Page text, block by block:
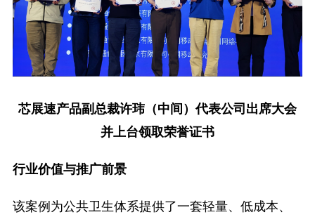
芯展速产品副总裁许玮（中间）代表公司出席大会
并上台领取荣誉证书
行业价值与推广前景
该案例为公共卫生体系提供了一套轻量、低成本、